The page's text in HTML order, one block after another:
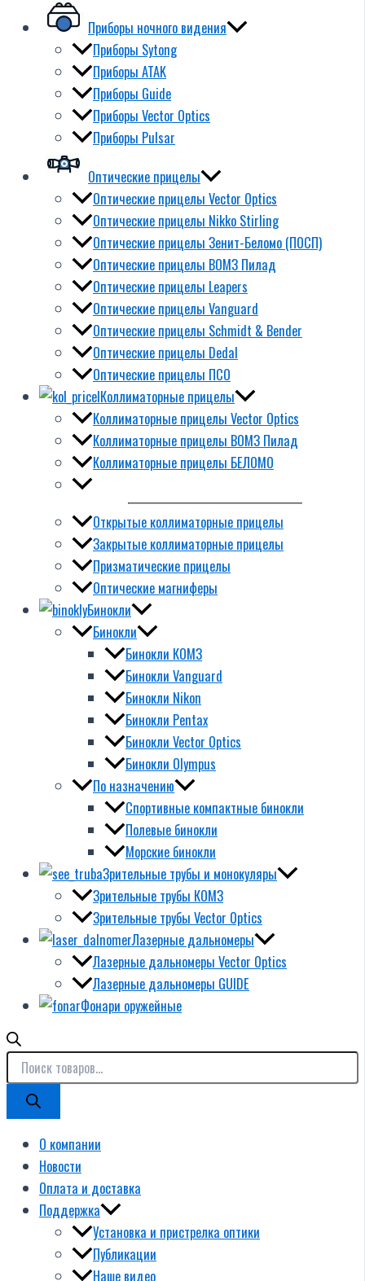
Приборы ночного видения
Приборы Sytong
Приборы ATAK
Приборы Guide
Приборы Vector Optics
Приборы Pulsar
Оптические прицелы
Оптические прицелы Vector Optics
Оптические прицелы Nikko Stirling
Оптические прицелы Зенит-Беломо (ПОСП)
Оптические прицелы ВОМЗ Пилад
Оптические прицелы Leapers
Оптические прицелы Vanguard
Оптические прицелы Schmidt & Bender
Оптические прицелы Dedal
Оптические прицелы ПСО
Коллиматорные прицелы
Коллиматорные прицелы Vector Optics
Коллиматорные прицелы ВОМЗ Пилад
Коллиматорные прицелы БЕЛОМО
Открытые коллиматорные прицелы
Закрытые коллиматорные прицелы
Призматические прицелы
Оптические магниферы
Бинокли
Бинокли
Бинокли КОМЗ
Бинокли Vanguard
Бинокли Nikon
Бинокли Pentax
Бинокли Vector Optics
Бинокли Olympus
По назначению
Спортивные компактные бинокли
Полевые бинокли
Морские бинокли
Зрительные трубы и монокуляры
Зрительные трубы КОМЗ
Зрительные трубы Vector Optics
Лазерные дальномеры
Лазерные дальномеры Vector Optics
Лазерные дальномеры GUIDE
Фонари оружейные
О компании
Новости
Оплата и доставка
Поддержка
Установка и пристрелка оптики
Публикации
Наше видео